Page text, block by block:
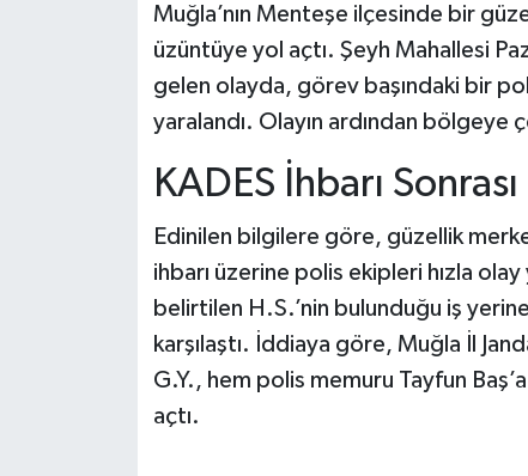
Muğla’nın Menteşe ilçesinde bir
üzüntüye yol açtı. Şeyh Mahallesi
gelen olayda, görev başındaki bir
yaralandı. Olayın ardından bölgeye
KADES İhbarı
Edinilen bilgilere göre, güzellik
ihbarı üzerine polis ekipleri hızla
belirtilen H.S.’nin bulunduğu iş
karşılaştı. İddiaya göre, Muğla İl
G.Y., hem polis memuru Tayfun
açtı.
Karadeniz Haberleri
Ulusal Haberler
Teknoloji Haberleri
Siyaset Haberleri
Yerel Haberler
Haber Arşivi